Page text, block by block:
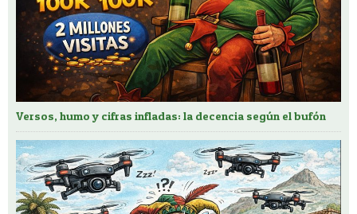
Versos, humo y cifras infladas: la decencia según el bufón